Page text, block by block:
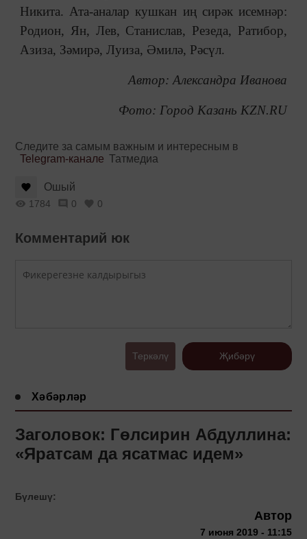
Никита. Ата-аналар кушкан иң сирәк исемнәр:
Родион, Ян, Лев, Станислав, Резеда, Ратибор,
Азиза, Зәмирә, Луиза, Әмилә, Рәсүл.
Автор: Александра Иванова
Фото: Город Казань KZN.RU
Следите за самым важным и интересным в
Telegram-канале Татмедиа
Ошый
1784 0 0
Комментарий юк
Теркәлү Җибәрү
Хәбәрләр
Заголовок: Гөлсирин Абдуллина:
«Яратсам да ясатмас идем»
Бүлешү:
Автор
7 июня 2019 - 11:15